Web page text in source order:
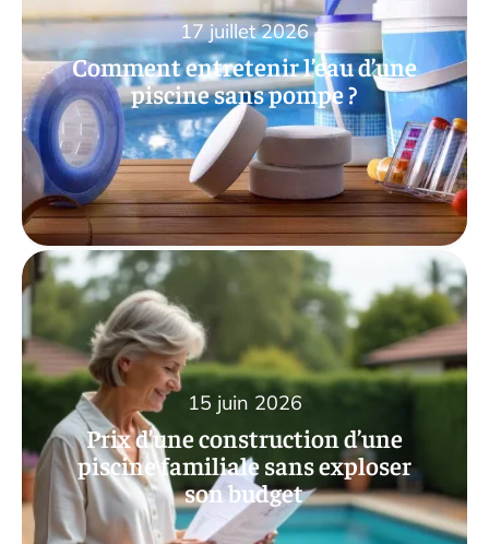
Comment entretenir l’eau d’une
piscine sans pompe ?
17 juillet 2026
Prix d’une construction d’une
piscine familiale sans exploser
son budget
15 juin 2026